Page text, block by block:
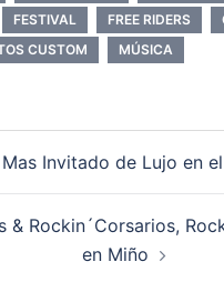
FESTIVAL FREE RIDERS
CUSTOM MÚSICA
Mas Invitado de Lujo en
& Rockin´Corsarios,
en Miño